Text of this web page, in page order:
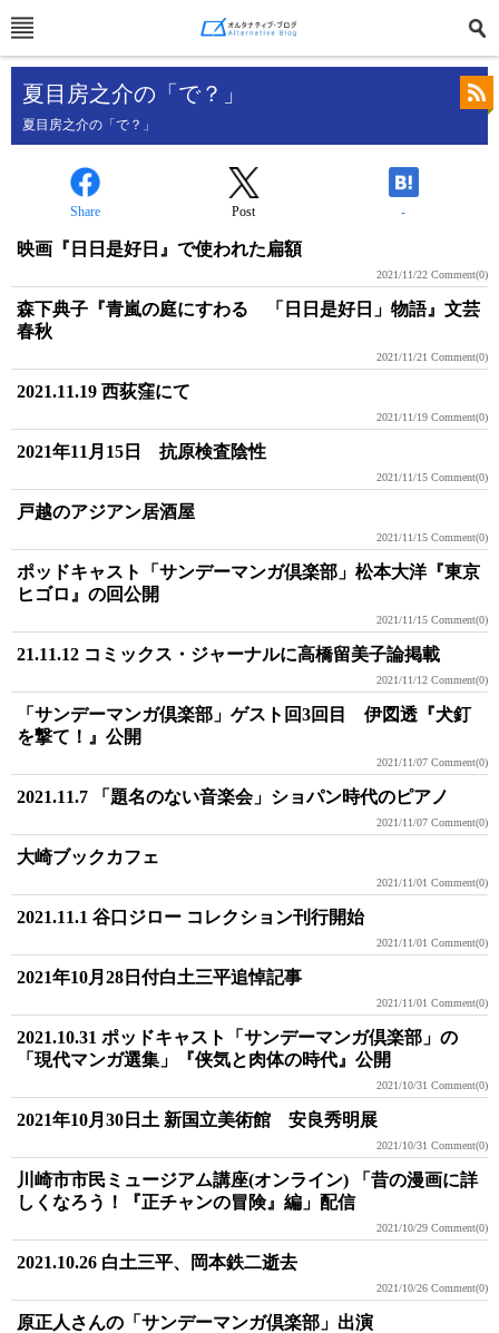
夏目房之介の「で？」
夏目房之介の「で？」
Share Post -
映画『日日是好日』で使われた扁額
2021/11/22 Comment(0)
森下典子『青嵐の庭にすわる 「日日是好日」物語』文芸
春秋
2021/11/21 Comment(0)
2021.11.19 西荻窪にて
2021/11/19 Comment(0)
2021年11月15日 抗原検査陰性
2021/11/15 Comment(0)
戸越のアジアン居酒屋
2021/11/15 Comment(0)
ポッドキャスト「サンデーマンガ倶楽部」松本大洋『東京
ヒゴロ』の回公開
2021/11/15 Comment(0)
21.11.12 コミックス・ジャーナルに高橋留美子論掲載
2021/11/12 Comment(0)
「サンデーマンガ倶楽部」ゲスト回3回目 伊図透『犬釘
を撃て！』公開
2021/11/07 Comment(0)
2021.11.7 「題名のない音楽会」ショパン時代のピアノ
2021/11/07 Comment(0)
大崎ブックカフェ
2021/11/01 Comment(0)
2021.11.1 谷口ジロー コレクション刊行開始
2021/11/01 Comment(0)
2021年10月28日付白土三平追悼記事
2021/11/01 Comment(0)
2021.10.31 ポッドキャスト「サンデーマンガ倶楽部」の
「現代マンガ選集」『侠気と肉体の時代』公開
2021/10/31 Comment(0)
2021年10月30日土 新国立美術館 安良秀明展
2021/10/31 Comment(0)
川崎市市民ミュージアム講座(オンライン) 「昔の漫画に詳
しくなろう！『正チャンの冒険』編」配信
2021/10/29 Comment(0)
2021.10.26 白土三平、岡本鉄二逝去
2021/10/26 Comment(0)
原正人さんの「サンデーマンガ倶楽部」出演